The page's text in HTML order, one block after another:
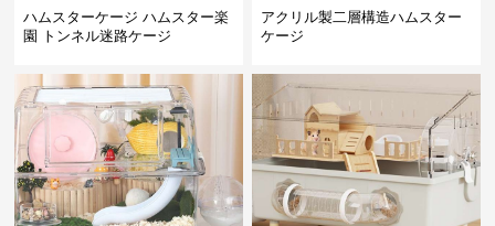
ハムスターケージ ハムスター楽
園 トンネル迷路ケージ
アクリル製二層構造ハムスター
ケージ